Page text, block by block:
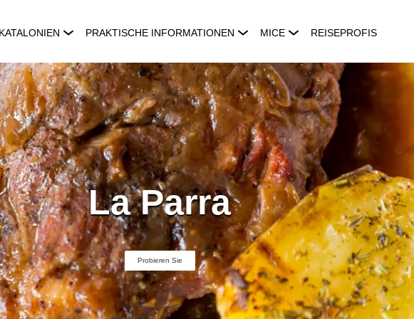
PRAKTISCHE INFORMATIONEN MICE REISEPROFIS
La Parra
Probieren Sie